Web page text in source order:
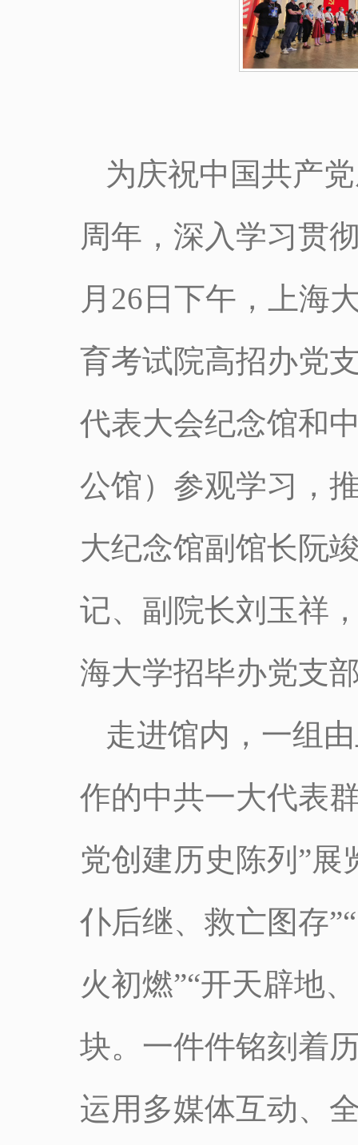
为庆祝中国共产
周年，深入学习贯
月26日下午，上海
育考试院高招办党
代表大会纪念馆和
公馆）参观学习，
大纪念馆副馆长阮
记、副院长刘玉祥
海大学招毕办党支
走进馆内，一组
作的中共一大代表
党创建历史陈列”
仆后继、救亡图存
火初燃”“开天辟地
块。一件件铭刻着
运用多媒体互动、